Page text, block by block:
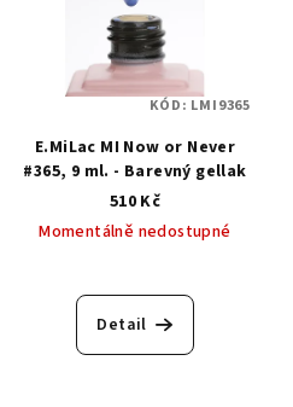
E.MiLac MI Now or Never
#365, 9 ml. - Barevný gellak
510 Kč
Momentálně nedostupné
Detail
KÓD: LMI9365